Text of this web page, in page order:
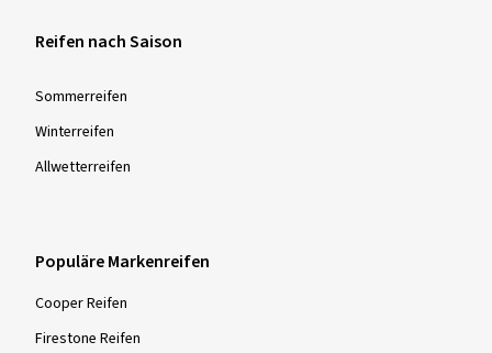
Reifen nach Saison
Sommer­reifen
Winter­reifen
Allwetter­reifen
Populäre Markenreifen
Cooper Reifen
Firestone Reifen